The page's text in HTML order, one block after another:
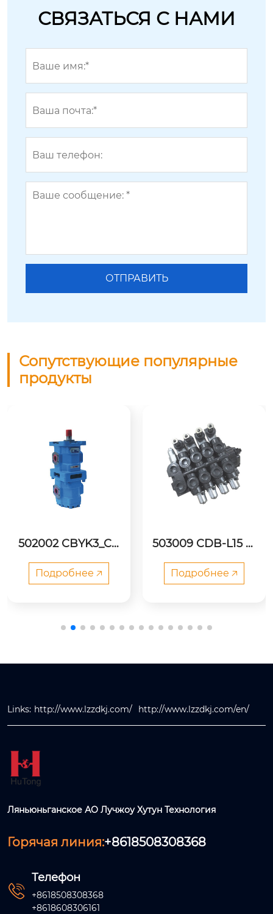
СВЯЗАТЬСЯ С НАМИ
Сопутствующие популярные
продукты
CBYK3_CB
ги
на
Подробнее 🡥
503009 CDB-L15 М
ределитель
Подробнее 🡥
Links: http://www.lzzdkj.com/ http://www.lzzdkj.com/en/
Ляньюньганское АО Лучжоу Хутун Технология
Горячая линия:+8618508308368

Телефон
+8618508308368
+8618608306161